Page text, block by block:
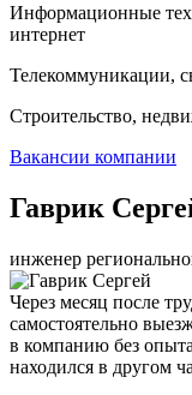
Информационные
интернет
Телекоммуникации,
Строительство,
Вакансии компании
Гаврик
инженер
Через месяц после
самостоятельно
в компанию без
находился в другом